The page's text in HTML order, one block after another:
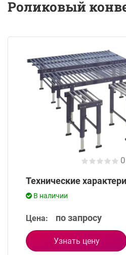
Роликовый
0
Технические
В наличии
Цена: по запросу
Узнать цену